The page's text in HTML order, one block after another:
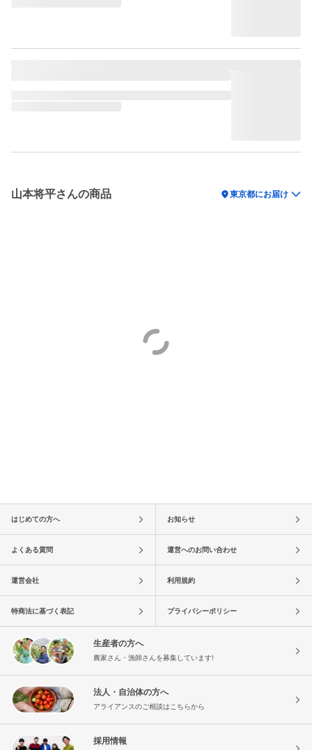
山本将平さんの商品 location_on東京都にお届け
はじめての方へ お知らせ
よくある質問 運営へのお問い合わせ
運営会社 利用規約
特商法に基づく表記 プライバシーポリシー
生産者の方へ
農家さん・漁師さんを募集しています!
法人・自治体の方へ
アライアンスのご相談はこちらから
採用情報